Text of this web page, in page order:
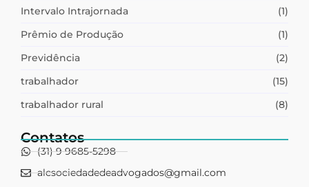
Intervalo Intrajornada
(1)
Prêmio de Produção
(1)
Previdência
(2)
trabalhador
(15)
trabalhador rural
(8)
Contatos
(31) 9 9685-5298
alcsociedadedeadvogados@gmail.com